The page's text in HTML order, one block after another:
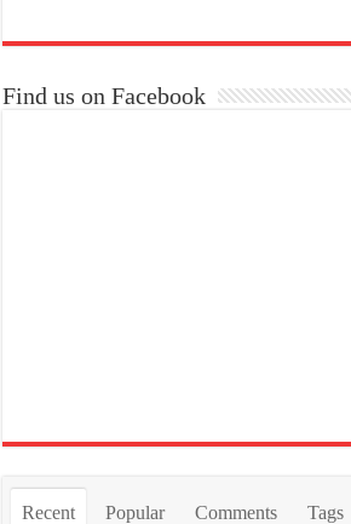
Find us on Facebook
Recent Popular Comments Tags